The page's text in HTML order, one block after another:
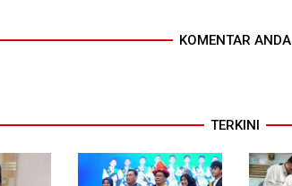
KOMENTAR ANDA
TERKINI